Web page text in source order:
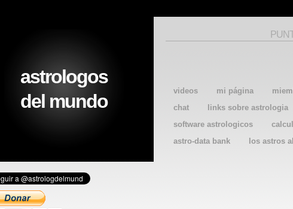
videos mi página
chat
links sobre astrologia
software astrologicos
astro-data bank
los astros
astrologos
del mundo